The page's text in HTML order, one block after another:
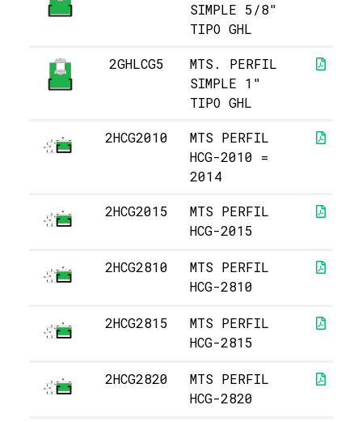
SIMPLE 5/8"
TIPO GHL
2GHLCG5
MTS. PERFIL
SIMPLE 1"
TIPO GHL
2HCG2010
MTS PERFIL
HCG-2010 =
2014
2HCG2015
MTS PERFIL
HCG-2015
2HCG2810
MTS PERFIL
HCG-2810
2HCG2815
MTS PERFIL
HCG-2815
2HCG2820
MTS PERFIL
HCG-2820